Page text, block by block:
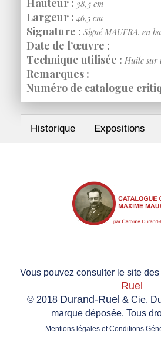
Hauteur : 38,5 cm
Largeur :46,5 cm
Signature : Signé MAUFRA. en
Date de l’œuvre :
Technique utilisée : Huile sur
Remarques :
Numéro de catalogue
Historique Expositions
Vous pouvez consulter le site des
Ruel
© 2018 Durand-Ruel & Cie.
marque déposée. Tous
Mentions légales et Conditions